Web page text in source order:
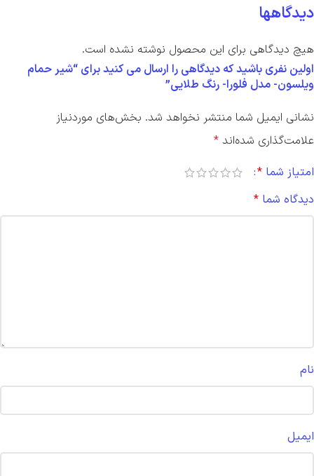
دیدگاهها
هیچ دیدگاهی برای این محصول نوشته نشده است.
اولین نفری باشید که دیدگاهی را ارسال می کنید برای “شیر حمام
ویلسون- مدل فلورا- رنگ طلایی”
نشانی ایمیل شما منتشر نخواهد شد. بخش‌های موردنیاز
علامت‌گذاری شده‌اند *
امتیاز شما *
دیدگاه شما *
نام
ایمیل